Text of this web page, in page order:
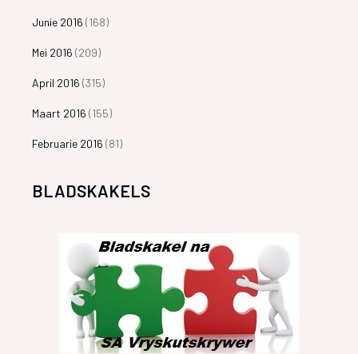
Junie 2016 (168)
Mei 2016 (209)
April 2016 (315)
Maart 2016 (155)
Februarie 2016 (81)
BLADSKAKELS